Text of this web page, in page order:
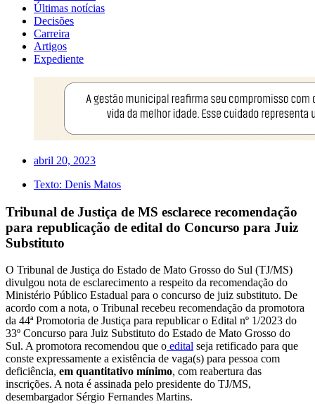
Últimas notícias
Decisões
Carreira
Artigos
Expediente
abril 20, 2023
Texto: Denis Matos
Tribunal de Justiça de MS esclarece recomendação
para republicação de edital do Concurso para Juiz
Substituto
O Tribunal de Justiça do Estado de Mato Grosso do Sul (TJ/MS)
divulgou nota de esclarecimento a respeito da recomendação do
Ministério Público Estadual para o concurso de juiz substituto. De
acordo com a nota, o Tribunal recebeu recomendação da promotora
da 44ª Promotoria de Justiça para republicar o Edital nº 1/2023 do
33º Concurso para Juiz Substituto do Estado de Mato Grosso do
Sul. A promotora recomendou que o edital seja retificado para que
conste expressamente a existência de vaga(s) para pessoa com
deficiência, em quantitativo mínimo, com reabertura das
inscrições. A nota é assinada pelo presidente do TJ/MS,
desembargador Sérgio Fernandes Martins.